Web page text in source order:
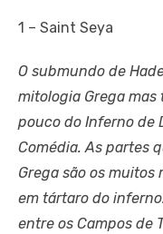
1 – Saint Seya
O submundo de
mitologia Grega
pouco do Inferno de
Comédia. As partes
Grega são os muitos
em tártaro do
entre os Campos de